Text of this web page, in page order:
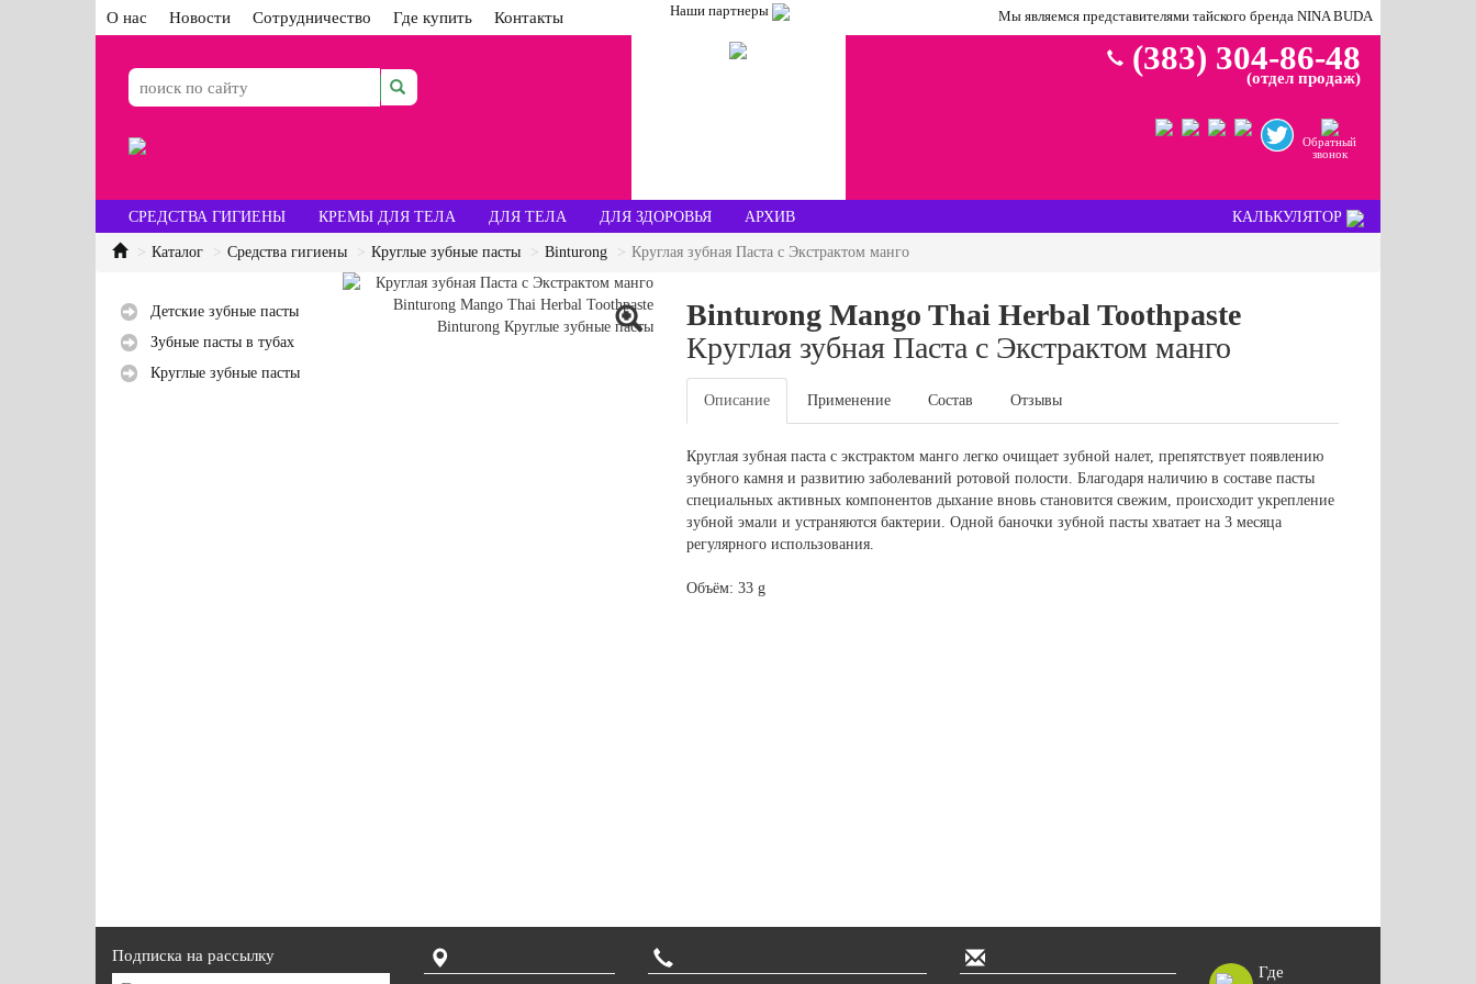
О нас Новости Сотрудничество Где купить Контакты Наши партнеры Мы являемся представителями тайского бренда NINA BUDA
(383) 304-86-48
(отдел продаж)
Обратный
звонок
СРЕДСТВА ГИГИЕНЫ КРЕМЫ ДЛЯ ТЕЛА ДЛЯ ТЕЛА ДЛЯ ЗДОРОВЬЯ АРХИВ КАЛЬКУЛЯТОР
Каталог Средства гигиены Круглые зубные пасты Binturong Круглая зубная Паста с Экстрактом манго
Детские зубные пасты
Зубные пасты в тубах
Круглые зубные пасты
Binturong Mango Thai Herbal Toothpaste
Круглая зубная Паста с Экстрактом манго
Описание Применение Состав Отзывы
Круглая зубная паста с экстрактом манго легко очищает зубной налет, препятствует появлению
зубного камня и развитию заболеваний ротовой полости. Благодаря наличию в составе пасты
специальных активных компонентов дыхание вновь становится свежим, происходит укрепление
зубной эмали и устраняются бактерии. Одной баночки зубной пасты хватает на 3 месяца
регулярного использования.
Объём: 33 g
Подписка на рассылку
Где